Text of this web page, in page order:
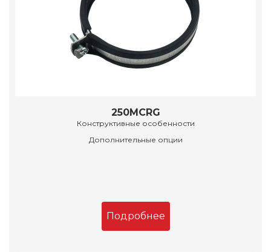
250MCRG
Конструктивные особенности
Дополнительные опции
Подробнее